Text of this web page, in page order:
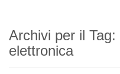
Archivi per il Tag:
elettronica